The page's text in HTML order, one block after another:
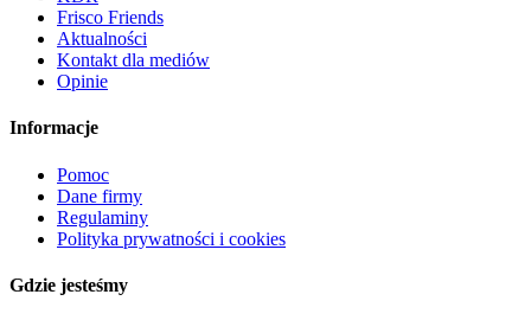
Frisco Friends
Aktualności
Kontakt dla mediów
Opinie
Informacje
Pomoc
Dane firmy
Regulaminy
Polityka prywatności i cookies
Gdzie jesteśmy